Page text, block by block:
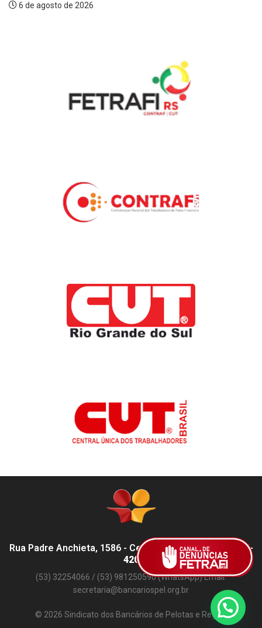
6 de agosto de 2026
Rua Padre Anchieta, 1586 - Centro, Pelotas - RS,
96015-
420
(53) 32254066 / (53) 981250596 (WhatsApp) Email:
secretaria@bancariospel.org.br
© 2026 Sindicato dos Bancários de Pelotas e Região